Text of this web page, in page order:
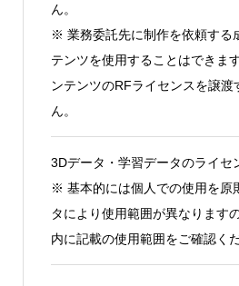
ん。
※ 業務委託先に制作を依頼する
テンツを使用することはできま
ンテンツのRFライセンスを譲渡
ん。
3Dデータ・学習データのライセ
※ 基本的には個人での使用を原
タにより使用範囲が異なります
内に記載の使用範囲をご確認くだ